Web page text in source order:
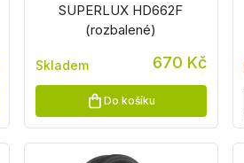
SUPERLUX HD662F
(rozbalené)
Skladem 670 Kč
Do košíku